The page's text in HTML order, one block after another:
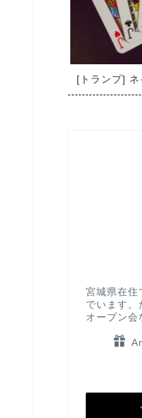
[トランプ] ネ
宮城県在住
でいます。
オープン会